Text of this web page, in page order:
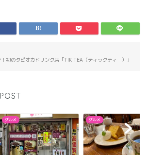
初のタピオカドリンク店「TIK TEA（ティックティー）」
グルメ グルメ